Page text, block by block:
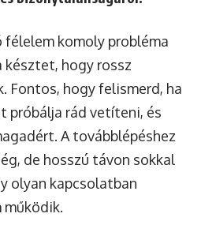
komoly probléma
késztet, hogy rossz
Fontos, hogy felismerd, ha
próbálja rád vetíteni, és
A továbblépéshez
de hosszú távon sokkal
olyan kapcsolatban
működik.